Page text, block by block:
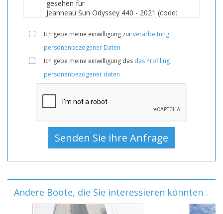
Ich gebe meine einwilligung zurverarbeitung
personenbezogener Daten
Ich gebe meine einwilligung das das Profiling
personenbezogener daten
Andere Boote, die Sie interessieren könnten...